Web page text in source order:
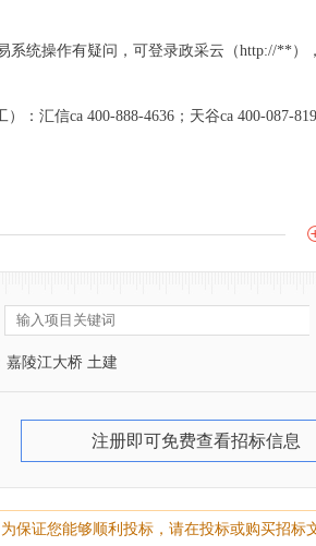
系统操作有疑问，可登录政采云（http://**
：汇信ca 400-888-4636；天谷ca 400-087-
嘉陵江大桥 土建
注册即可免费查看招标信息
为保证您能够顺利投标，请在投标或购买招